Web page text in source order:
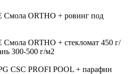
Смола ORTHO + ровинг под
ORTHO + стекломат 450 г/
300-500 г/м2
CSC PROFI POOL + парафин